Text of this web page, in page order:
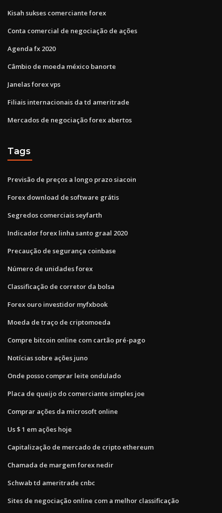
Kisah sukses comerciante forex
Conta comercial de negociação de ações
Agenda fx 2020
Câmbio de moeda méxico banorte
Janelas forex vps
Filiais internacionais da td ameritrade
Mercados de negociação forex abertos
Tags
Previsão de preços a longo prazo siacoin
Forex download de software grátis
Segredos comerciais seyfarth
Indicador forex linha santo graal 2020
Precaução de segurança coinbase
Número de unidades forex
Classificação de corretor da bolsa
Forex ouro investidor myfxbook
Moeda de traço de criptomoeda
Compre bitcoin online com cartão pré-pago
Notícias sobre ações juno
Onde posso comprar leite ondulado
Placa de queijo do comerciante simples joe
Comprar ações da microsoft online
Us $ 1 em ações hoje
Capitalização de mercado de cripto ethereum
Chamada de margem forex nedir
Schwab td ameritrade cnbc
Sites de negociação online com a melhor classificação